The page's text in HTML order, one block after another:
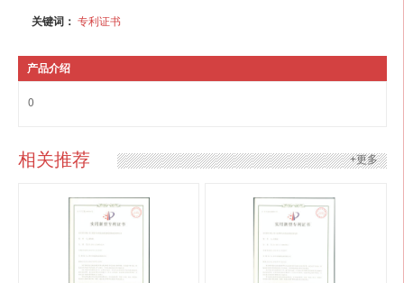
关键词： 专利证书
产品介绍
0
相关推荐 +更多